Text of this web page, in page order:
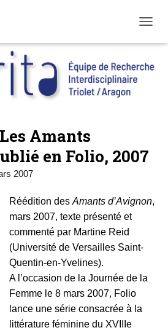
Amants
en Folio, 2007
2007
Réédition des Amants d’Avignon,
mars 2007, texte présenté et
commenté par Martine Reid
(Université de Versailles Saint-
Quentin-en-Yvelines).
A l’occasion de la Journée de la
Femme le 8 mars 2007, Folio
lance une série consacrée à la
littérature féminine du XVIIIe